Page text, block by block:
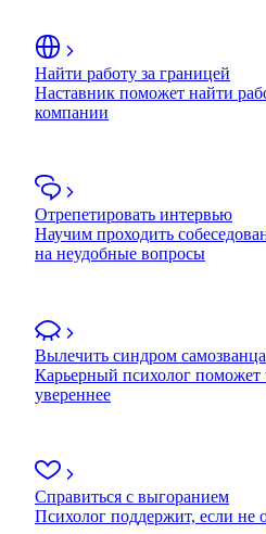
Найти работу за границей
Наставник поможет найти
компании
Отрепетировать интервью
Научим проходить
на неудобные вопросы
Вылечить синдром самозванца
Карьерный психолог поможет
увереннее
Справиться с выгоранием
Психолог поддержит, если не